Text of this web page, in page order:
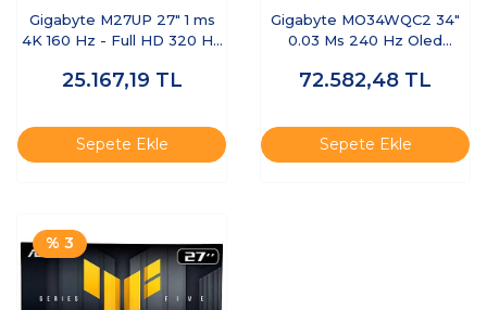
Gigabyte M27UP 27" 1 ms
4K 160 Hz - Full HD 320 Hz
25.167,19 TL
Sepete Ekle
Gigabyte MO34WQC2 34"
0.03 Ms 240 Hz Oled
72.582,48 TL
Sepete Ekle
% 3